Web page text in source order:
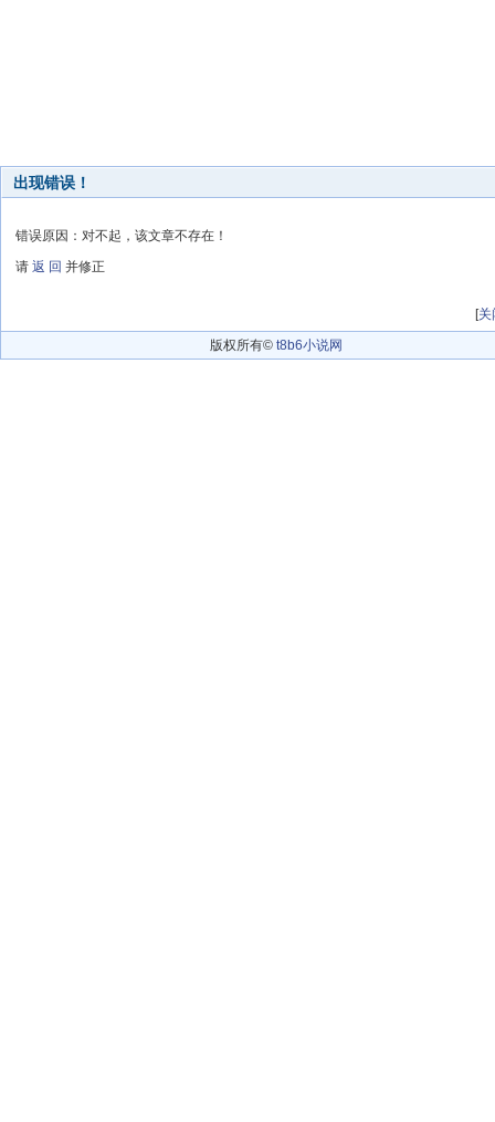
出现错误！
错误原因：对不起，该文章不存在！
请 返 回 并修正
[关
版权所有© t8b6小说网